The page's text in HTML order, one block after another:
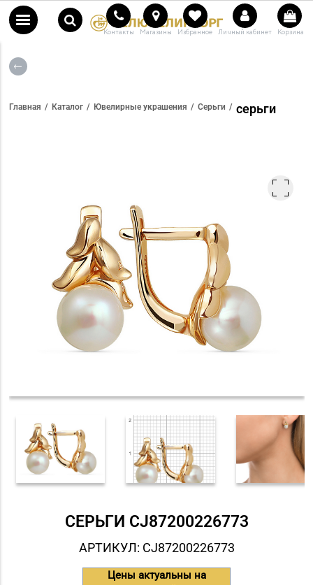
Контакты Магазины Избранное Личный кабинет Корзина
Главная Каталог Ювелирные украшения Серьги серьги
СЕРЬГИ СJ87200226773
АРТИКУЛ: СJ87200226773
Цены актуальны на